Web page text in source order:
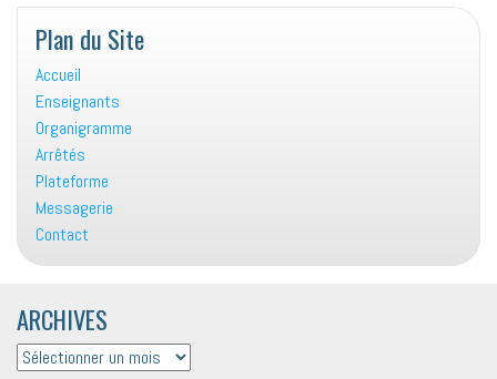
Plan du Site
Accueil
Enseignants
Organigramme
Arrêtés
Plateforme
Messagerie
Contact
ARCHIVES
ARCHIVES